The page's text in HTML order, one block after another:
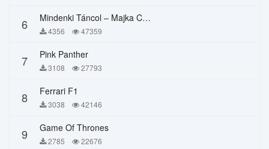
6 Mindenki Táncol – Majka Curtis, Péter Majoros
4356 47359
7 Pink Panther
3108 27793
8 Ferrari F1
3038 42146
9 Game Of Thrones
2785 22676